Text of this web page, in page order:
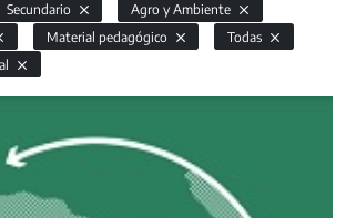
Secundario
Agro y Ambiente
Material pedagógico
Todas